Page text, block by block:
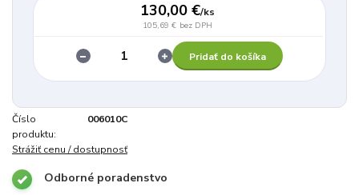
130,00 €/ks
105,69 € bez DPH
Pridať do košíka
Číslo
produktu:
006010C
Strážiť cenu / dostupnosť
Odborné poradenstvo